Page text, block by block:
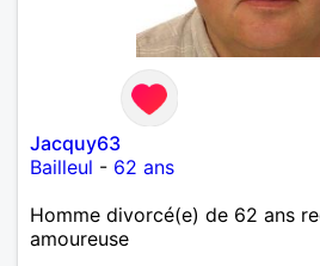
Jacquy63
Bailleul - 62 ans
Homme divorcé(e) de 62 ans
amoureuse